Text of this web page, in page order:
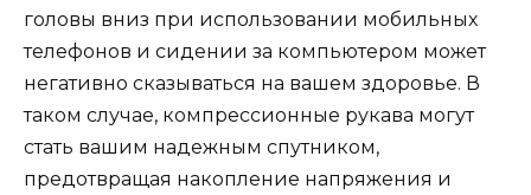
головы вниз при использовании мобильных
телефонов и сидении за компьютером может
негативно сказываться на вашем здоровье. В
таком случае, компрессионные рукава могут
стать вашим надежным спутником,
предотвращая накопление напряжения и